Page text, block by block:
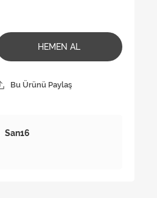
HEMEN AL
Bu Ürünü Paylaş
San16